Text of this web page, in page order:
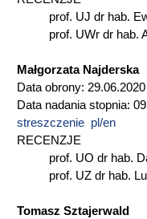
prof. UJ dr hab.
prof. UWr dr hab.
Małgorzata Najderska
Data obrony: 29.06.2020
Data nadania stopnia:
streszczenie pl/en
RECENZJE
prof. UO dr hab.
prof. UZ dr hab.
Tomasz Sztajerwald